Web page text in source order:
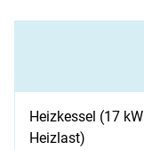
Heizkessel (17 kW
Heizlast)